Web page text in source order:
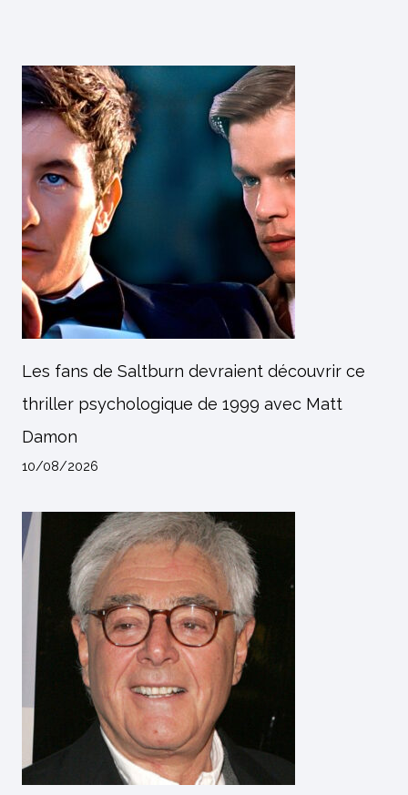
Les fans de Saltburn devraient découvrir ce
thriller psychologique de 1999 avec Matt
Damon
10/08/2026